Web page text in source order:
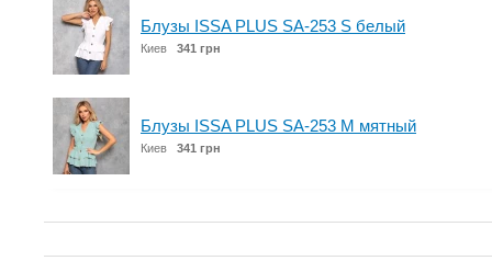
Блузы ISSA PLUS SA-253 S белый
Киев 341 грн
Блузы ISSA PLUS SA-253 M мятный
Киев 341 грн